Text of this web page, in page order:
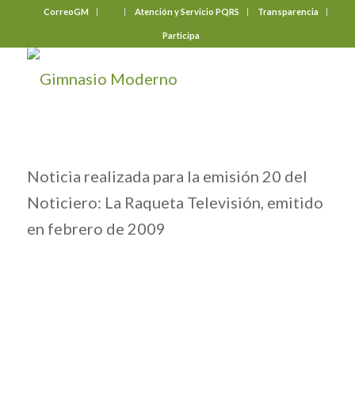
CorreoGM Atención y Servicio PQRS Transparencia
Participa
Noticia realizada para la emisión 20 del
Noticiero: La Raqueta Televisión, emitido
en febrero de 2009